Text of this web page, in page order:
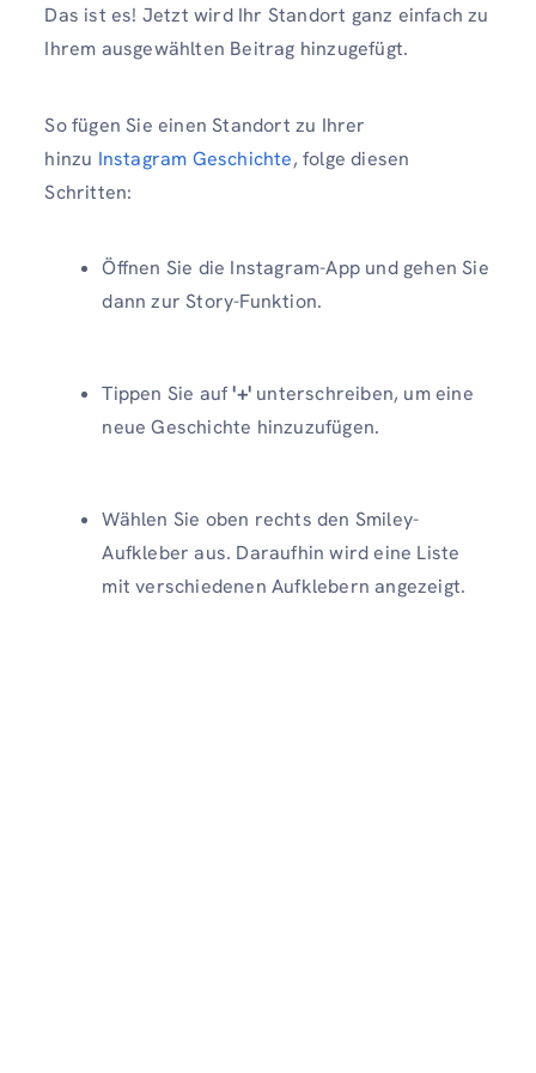
Das ist es! Jetzt wird Ihr Standort ganz einfach zu
Ihrem ausgewählten Beitrag hinzugefügt.
So fügen Sie einen Standort zu Ihrer
hinzu Instagram Geschichte, folge diesen
Schritten:
Öffnen Sie die Instagram-App und gehen Sie
dann zur Story-Funktion.
Tippen Sie auf'+' unterschreiben, um eine
neue Geschichte hinzuzufügen.
Wählen Sie oben rechts den Smiley-
Aufkleber aus. Daraufhin wird eine Liste
mit verschiedenen Aufklebern angezeigt.